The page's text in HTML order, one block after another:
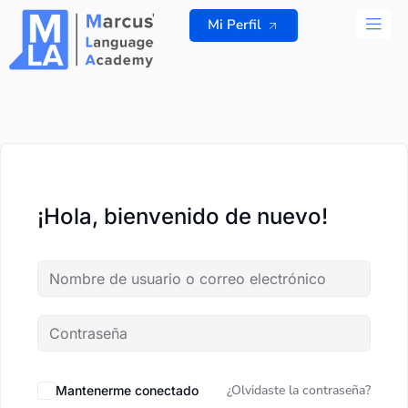
contenido
Mi Perfil
¡Hola, bienvenido de nuevo!
Mantenerme conectado ¿Olvidaste la contraseña?